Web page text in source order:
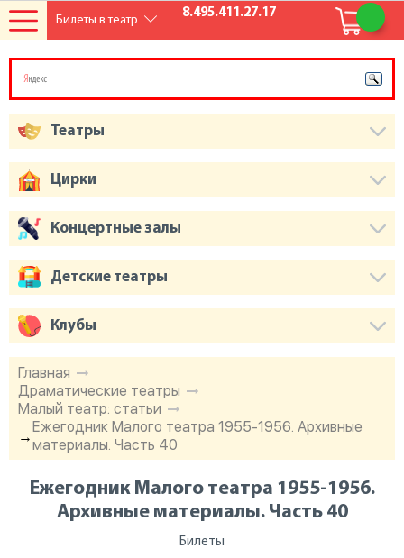
8.495.411.27.17
Главная
Драматические театры
Малый театр: статьи
→
Ежегодник Малого театра 1955-1956. Архивные
материалы. Часть 40
Ежегодник Малого театра 1955-1956.
Архивные материалы. Часть 40
Билеты
Театры
Цирки
Концертные залы
Детские театры
Клубы
Билеты в театр